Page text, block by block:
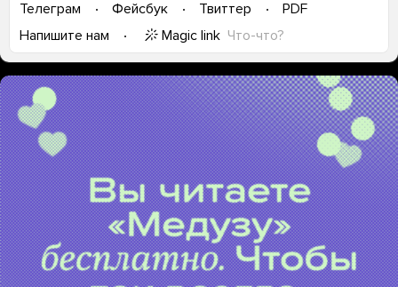
Телеграм
Фейсбук Твиттер
PDF
Напишите нам
Magic link Что-что?